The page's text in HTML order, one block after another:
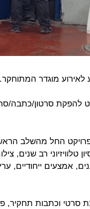
לאירוע מוגדר המתוחקר.
סרטון/כתבה/
החל מהשלב
רב שנים,
ייחודיים,
וכתבות תחקיר,